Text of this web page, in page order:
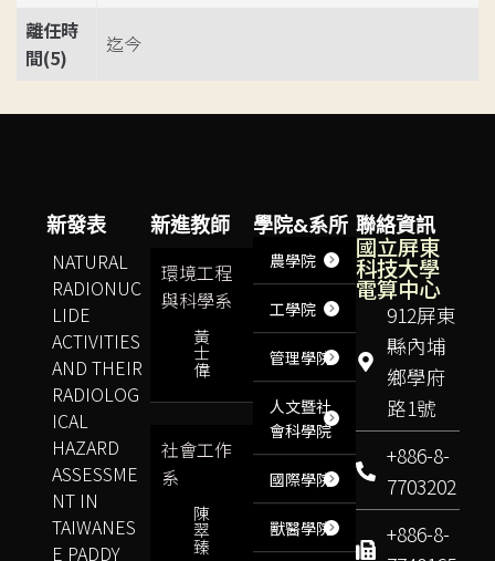
離任時
間(5)
迄今
聯絡資訊
國立屏東
科技大學
電算中心
912屏東
縣內埔
鄉學府
路1號
+886-8-
7703202
+886-8-
學院&系所
農學院
工學院
管理學院
人文暨社
會科學院
國際學院
獸醫學院
新進教師
環境工程
與科學系
黃
士
偉
社會工作
系
陳
翠
臻
新發表
NATURAL
RADIONUC
LIDE
ACTIVITIES
AND THEIR
RADIOLOG
ICAL
HAZARD
ASSESSME
NT IN
TAIWANES
E PADDY